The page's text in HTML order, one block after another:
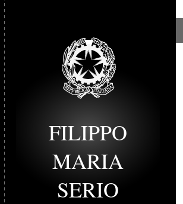
FILIPPO
MARIA
SERIO